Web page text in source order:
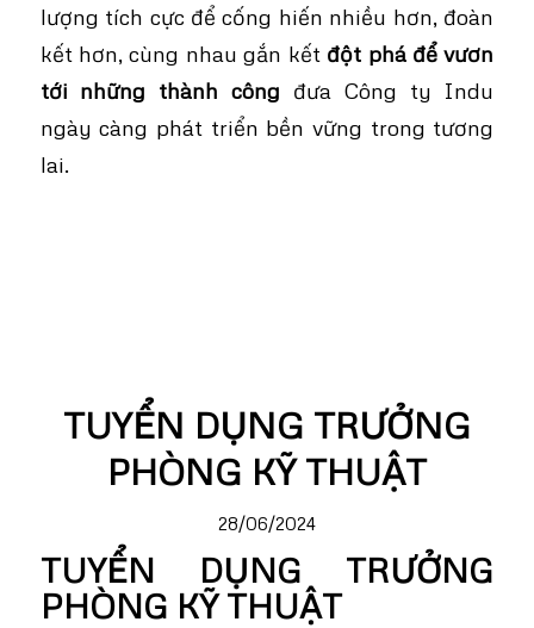
lượng tích cực để cống hiến nhiều hơn, đoàn
kết hơn, cùng nhau gắn kết đột phá để vươn
tới những thành công đưa Công ty Indu
ngày càng phát triển bền vững trong tương
lai.
TUYỂN DỤNG TRƯỞNG
PHÒNG KỸ THUẬT
28/06/2024
TUYỂN DỤNG TRƯỞNG
PHÒNG KỸ THUẬT